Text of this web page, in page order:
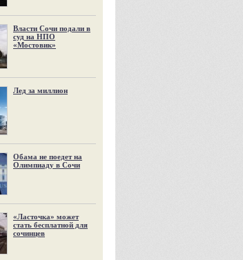
Власти Сочи подали в
суд на НПО
«Мостовик»
Лед за миллион
Обама не поедет на
Олимпиаду в Сочи
«Ласточка» может
стать бесплатной для
сочинцев